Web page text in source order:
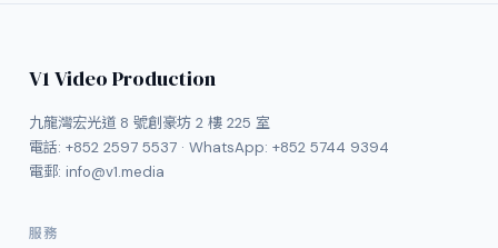
V1 Video Production
九龍灣宏光道 8 號創豪坊 2 樓 225 室
電話: +852 2597 5537· WhatsApp: +852 5744 9394
電郵: info@v1.media
服務